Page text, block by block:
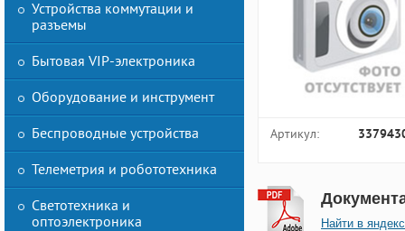
Устройства коммутации и
разъемы
Бытовая VIP-электроника
Оборудование и инструмент
Беспроводные устройства
Телеметрия и робототехника
Светотехника и
оптоэлектроника
Артикул:
Найти в яндекс